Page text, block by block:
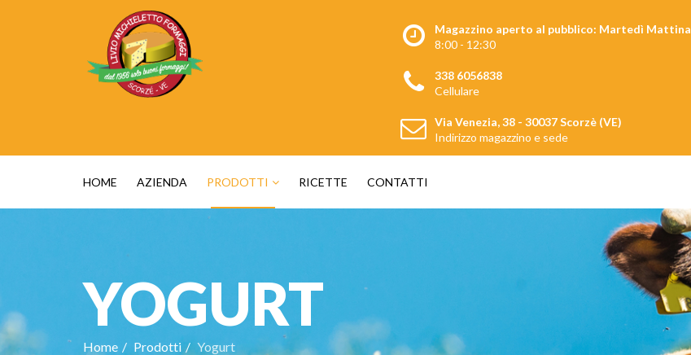
Magazzino aperto al pubblico: Martedì Mattina
8:00 - 12:30
338 6056838
Cellulare
Via Venezia, 38 - 30037 Scorzè (VE)
Indirizzo magazzino e sede
HOME AZIENDA PRODOTTI RICETTE CONTATTI
YOGURT
Home Prodotti Yogurt